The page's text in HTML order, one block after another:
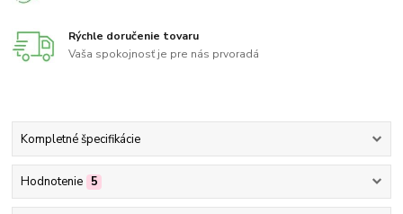
Rýchle doručenie tovaru
Vaša spokojnosť je pre nás prvoradá
Kompletné špecifikácie
Hodnotenie 5